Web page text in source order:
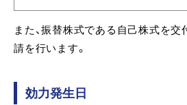
また、振替株式である自己株式を交
請を行います。
効力発生日